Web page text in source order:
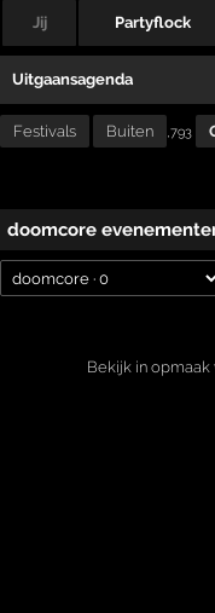
Jij Partyflock
Uitgaansagenda
Festivals Buiten ,793
doomcore
Bekijk in